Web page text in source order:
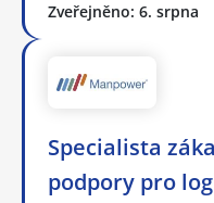
Zveřejněno: 6. srpna
Specialista
podpory pro